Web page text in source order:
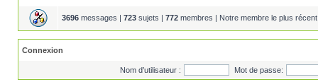
3696 messages | 723 sujets | 772 membres | Notre membre le plus
Connexion
Nom d’utilisateur : Mot de passe: